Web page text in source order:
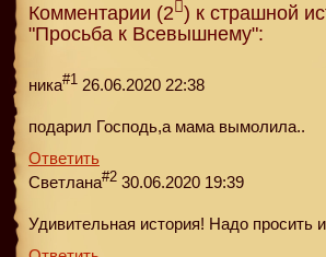
Комментарии (2 ) к страшной
"Просьба к Всевышнему":
ника#1 26.06.2020 22:38
подарил Господь,а мама вымолила..
Ответить
Светлана#2 30.06.2020 19:39
Удивительная история! Надо просить